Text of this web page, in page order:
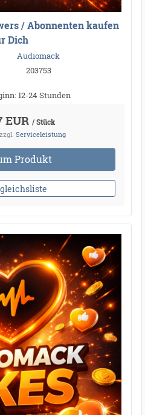
/ Abonnenten kaufen
Dich
Audiomack
203753
12-24 Stunden
EUR / Stück
zzgl. Serviceleistung
Produkt